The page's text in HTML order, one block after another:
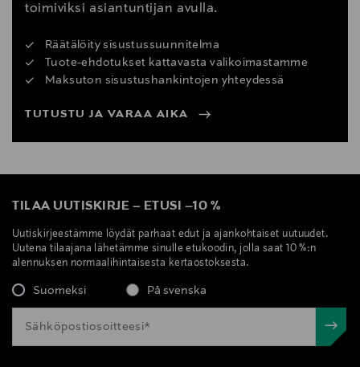
toimiviksi asiantuntijan avulla.
Räätälöity sisustussuunnitelma
Tuote-ehdotukset kattavasta valikoimastamme
Maksuton sisustushankintojen yhteydessä
TUTUSTU JA VARAA AIKA
TILAA UUTISKIRJE – ETUSI –10 %
Uutiskirjeestämme löydät parhaat edut ja ajankohtaiset uutuudet.
Uutena tilaajana lähetämme sinulle etukoodin, jolla saat 10 %:n
alennuksen normaalihintaisesta kertaostoksesta.
Suomeksi På svenska